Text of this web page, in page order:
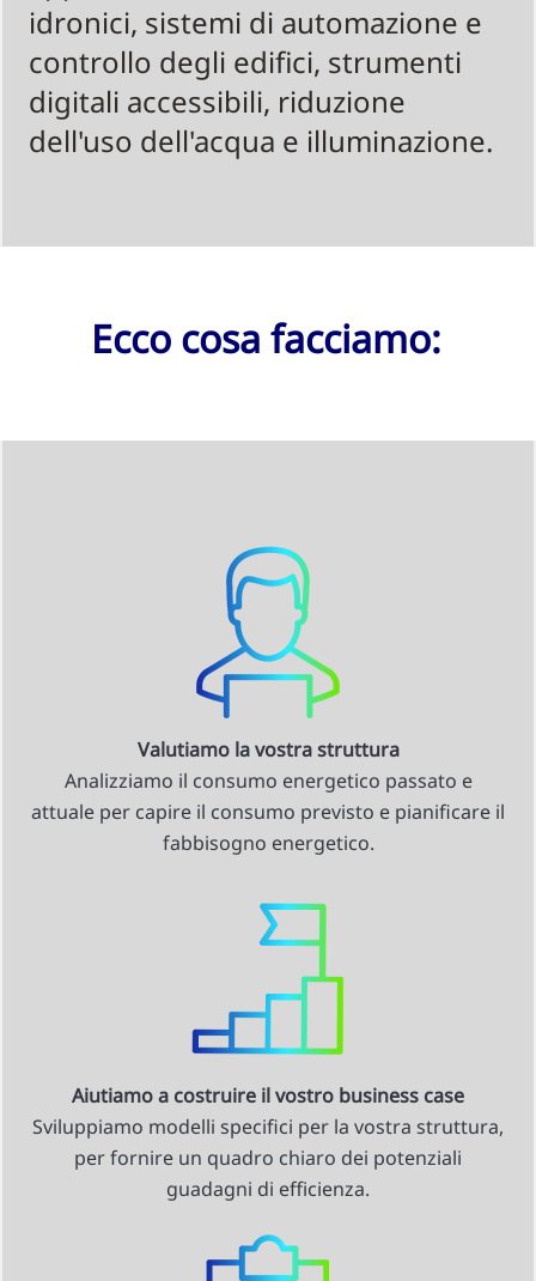
idronici, sistemi di automazione e
controllo degli edifici, strumenti
digitali accessibili, riduzione
dell'uso dell'acqua e illuminazione.
Ecco cosa facciamo:
Valutiamo la vostra struttura
Analizziamo il consumo energetico passato e
attuale per capire il consumo previsto e pianificare il
fabbisogno energetico.
Aiutiamo a costruire il vostro business case
Sviluppiamo modelli specifici per la vostra struttura,
per fornire un quadro chiaro dei potenziali
guadagni di efficienza.